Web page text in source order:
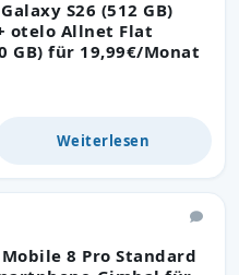
S26 (512 GB)
otelo Allnet Flat
GB) für 19,99€/Monat
Weiterlesen
Mobile 8 Pro Standard